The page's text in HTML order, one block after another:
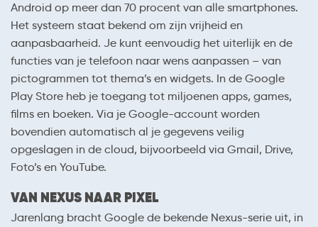
Android op meer dan 70 procent van alle smartphones.
Het systeem staat bekend om zijn vrijheid en
aanpasbaarheid. Je kunt eenvoudig het uiterlijk en de
functies van je telefoon naar wens aanpassen – van
pictogrammen tot thema’s en widgets. In de Google
Play Store heb je toegang tot miljoenen apps, games,
films en boeken. Via je Google-account worden
bovendien automatisch al je gegevens veilig
opgeslagen in de cloud, bijvoorbeeld via Gmail, Drive,
Foto’s en YouTube.
VAN NEXUS NAAR PIXEL
Jarenlang bracht Google de bekende Nexus-serie uit, in